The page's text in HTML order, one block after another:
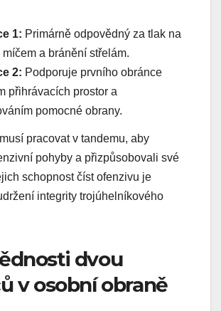
1: Primárně odpovědný za tlak na
míčem a bránění střelám.
2: Podporuje prvního obránce
přihrávacích prostor a
pomocné obrany.
pracovat v tandemu, aby
pohyby a přizpůsobovali své
schopnost číst ofenzivu je
integrity trojúhelníkového
dvou
v osobní obraně